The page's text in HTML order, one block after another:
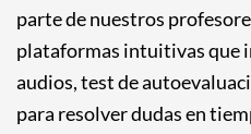
parte de nuestros
plataformas intuitivas que
audios, test de
para resolver dudas en